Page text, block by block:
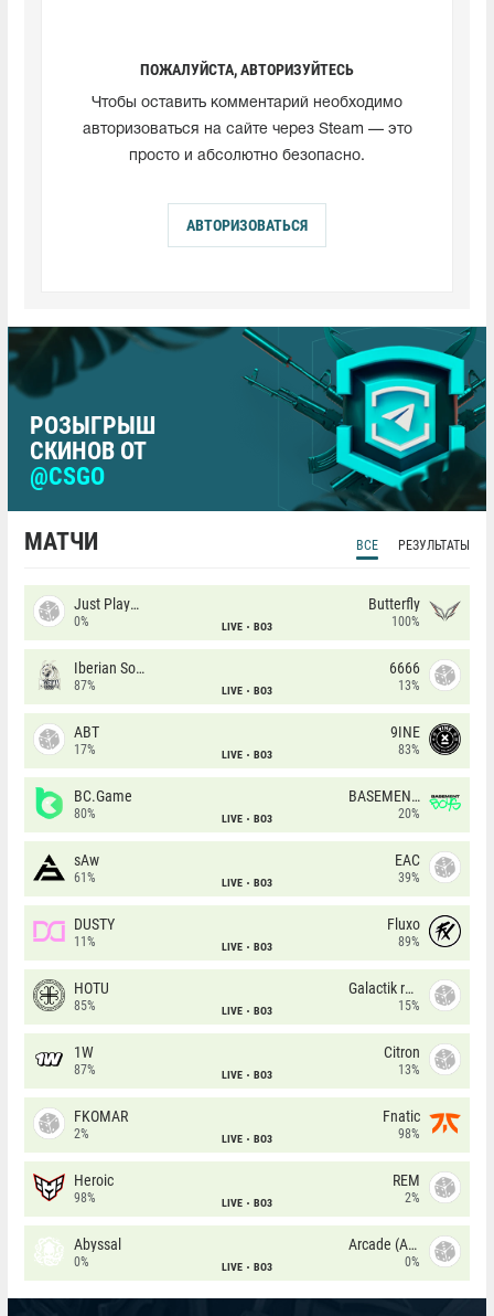
ПОЖАЛУЙСТА, АВТОРИЗУЙТЕСЬ
Чтобы оставить комментарий необходимо
авторизоваться на сайте через Steam — это
просто и абсолютно безопасно.
АВТОРИЗОВАТЬСЯ
РОЗЫГРЫШ
СКИНОВ ОТ
@CSGO
МАТЧИ ВСЕ РЕЗУЛЬТАТЫ
Just Players
0% LIVE BO3
Butterfly
100%
Iberian Soul
87% LIVE BO3
6666
13%
ABT
17% LIVE BO3
9INE
83%
BC.Game
80% LIVE BO3
BASEMENT BOYS
20%
sAw
61% LIVE BO3
EAC
39%
DUSTY
11% LIVE BO3
Fluxo
89%
HOTU
85% LIVE BO3
Galactik rebels
15%
1W
87% LIVE BO3
Citron
13%
FKOMAR
2% LIVE BO3
Fnatic
98%
Heroic
98% LIVE BO3
REM
2%
Abyssal
0% LIVE BO3
Arcade (AU)
0%